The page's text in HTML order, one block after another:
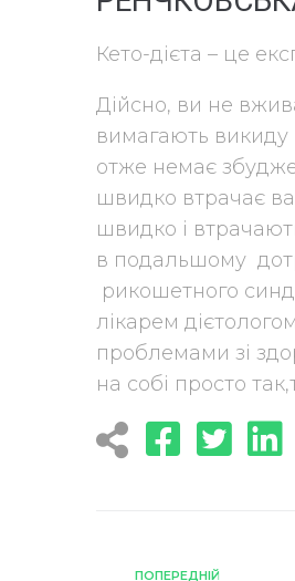
Кето-дієта – це
Дійсно, ви не
вимагають
отже немає
швидко втрачає
швидко і
в подальшому
рикошетного
лікарем
проблемами зі
на собі просто
ПОПЕРЕДНІЙ